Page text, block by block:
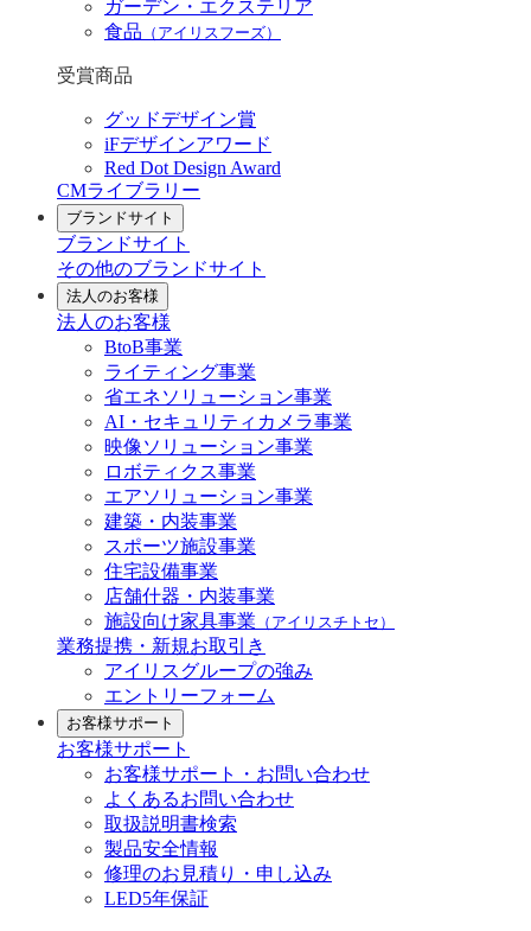
ガーデン・エクステリア
食品 （アイリスフーズ）
受賞商品
グッドデザイン賞
iFデザインアワード
Red Dot Design Award
CMライブラリー
ブランドサイト
ブランドサイト
その他のブランドサイト
法人のお客様
法人のお客様
BtoB事業
ライティング事業
省エネソリューション事業
AI・セキュリティカメラ事業
映像ソリューション事業
ロボティクス事業
エアソリューション事業
建築・内装事業
スポーツ施設事業
住宅設備事業
店舗什器・内装事業
施設向け家具事業 （アイリスチトセ）
業務提携・新規お取引き
アイリスグループの強み
エントリーフォーム
お客様サポート
お客様サポート
お客様サポート・お問い合わせ
よくあるお問い合わせ
取扱説明書検索
製品安全情報
修理のお見積り・申し込み
LED5年保証